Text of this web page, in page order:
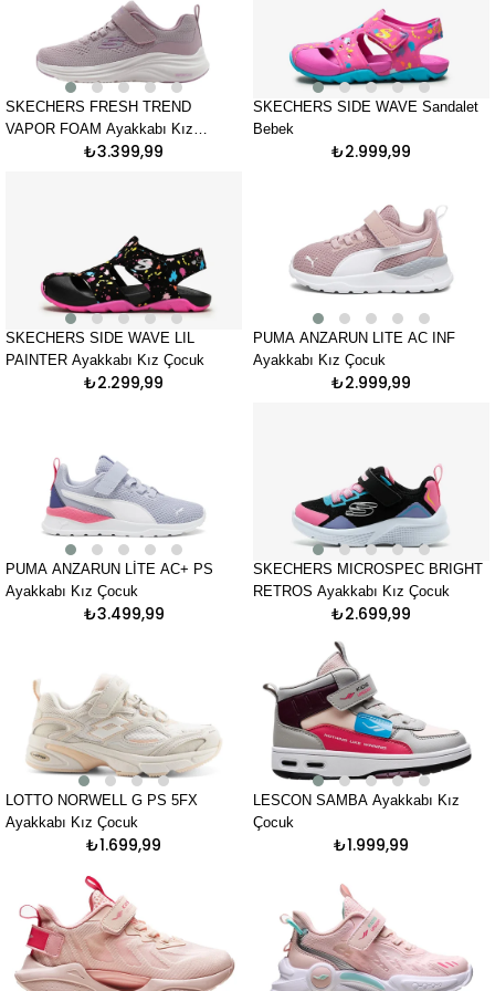
SKECHERS FRESH TREND
VAPOR FOAM Ayakkabı Kız
₺3.399,99
SKECHERS SIDE WAVE Sandalet
Bebek
₺2.999,99
SKECHERS SIDE WAVE LIL
PAINTER Ayakkabı Kız Çocuk
₺2.299,99
PUMA ANZARUN LITE AC INF
Ayakkabı Kız Çocuk
₺2.999,99
PUMA ANZARUN LİTE AC+ PS
Ayakkabı Kız Çocuk
₺3.499,99
SKECHERS MICROSPEC BRIGHT
RETROS Ayakkabı Kız Çocuk
₺2.699,99
LOTTO NORWELL G PS 5FX
Ayakkabı Kız Çocuk
₺1.699,99
LESCON SAMBA Ayakkabı Kız
Çocuk
₺1.999,99